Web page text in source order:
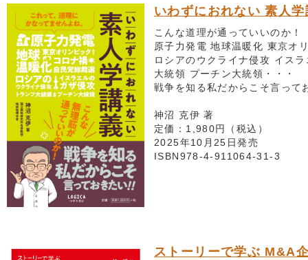
いわずにおれない 素人学
こんな道理が通っていいのか！
原子力発電 地球温暖化 東京オ
ロシアのウクライナ侵攻 イス
大統領 プーチン大統領・・・
戦争を知る私だからこそ言って
神沼 克伊 著
定価：1,980円（税込）
2025年10月25日発売
ISBN978-4-911064-31-3
ストーリーで学ぶ M&A